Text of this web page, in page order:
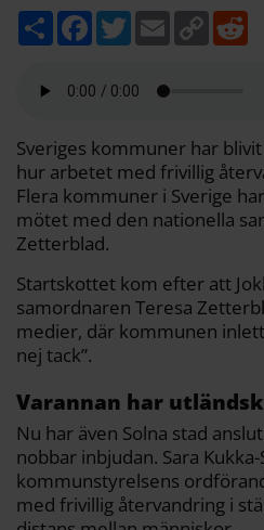
D
e
F
b
k
T
w
t
E
m
C
o
k
Sveriges kommuner har
hur arbetet med frivillig
Flera kommuner i Sverige
mötet med den nationella
Zetterblad.
Startskottet kom efter att
samordnaren Teresa
medier, där kommunen
nej tack”.
Varannan har
Nu har även Solna stad
nobbar inbjudan. Sara Kukka-
kommunstyrelsens
med frivillig återvandring i